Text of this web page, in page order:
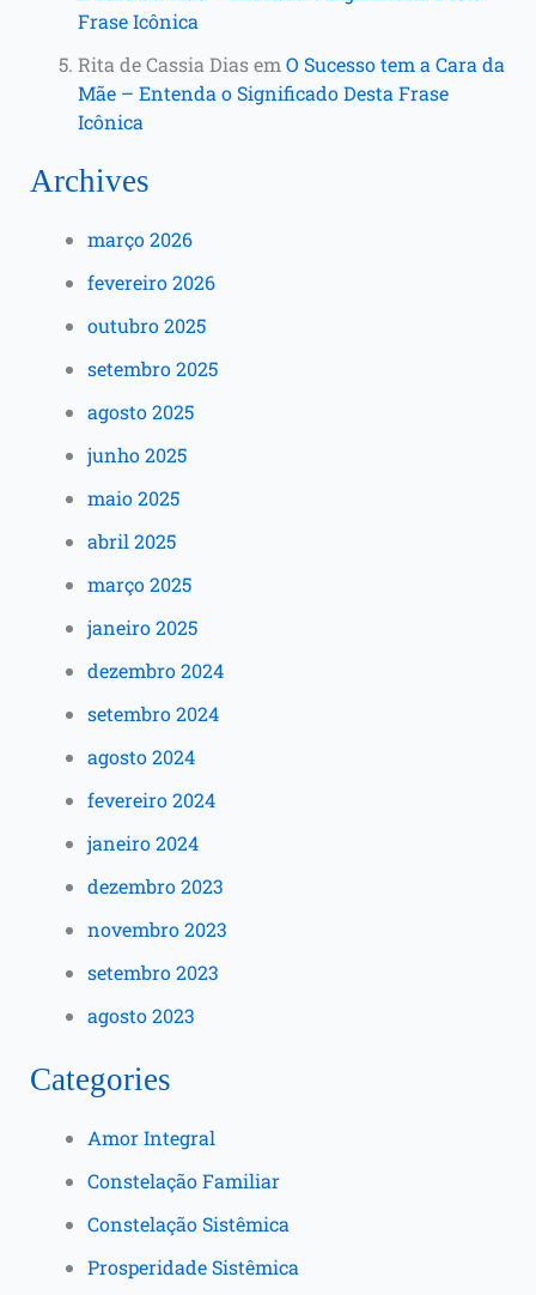
Frase Icônica
Rita de Cassia Diasem O Sucesso tem a Cara da
Mãe – Entenda o Significado Desta Frase
Icônica
Archives
março 2026
fevereiro 2026
outubro 2025
setembro 2025
agosto 2025
junho 2025
maio 2025
abril 2025
março 2025
janeiro 2025
dezembro 2024
setembro 2024
agosto 2024
fevereiro 2024
janeiro 2024
dezembro 2023
novembro 2023
setembro 2023
agosto 2023
Categories
Amor Integral
Constelação Familiar
Constelação Sistêmica
Prosperidade Sistêmica